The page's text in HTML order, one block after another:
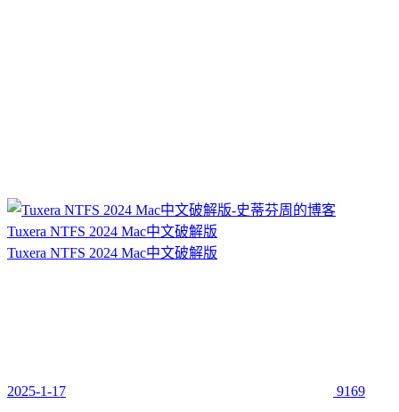
Tuxera NTFS 2024 Mac中文破解版
Tuxera NTFS 2024 Mac中文破解版
2025-1-17 9169